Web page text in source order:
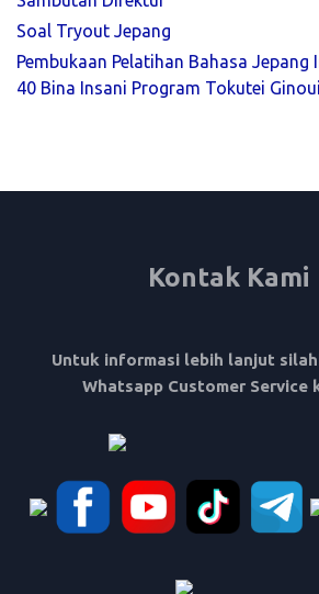
Soal Tryout Jepang
Pembukaan Pelatihan Bahasa
40 Bina Insani Program Tokutei Ginoui
Kontak Kami
Untuk informasi lebih lanjut
Whatsapp Customer Service